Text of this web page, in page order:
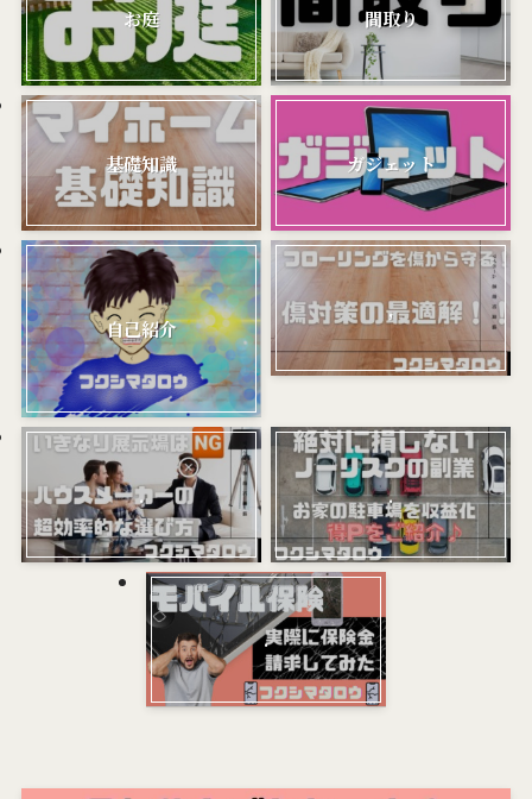
お庭 間取り
基礎知識 ガジェット
自己紹介
,
. .
.